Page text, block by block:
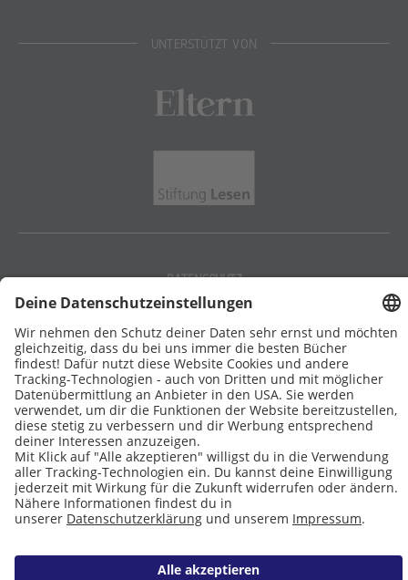
UNTERSTÜTZT VON
DATENSCHUTZ
IMPRESSUM
Copyright © 2026 Leseliebe